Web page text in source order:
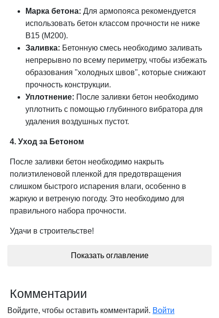
Марка бетона: Для армопояса рекомендуется
использовать бетон классом прочности не ниже
В15 (М200).
Заливка: Бетонную смесь необходимо заливать
непрерывно по всему периметру, чтобы избежать
образования "холодных швов", которые снижают
прочность конструкции.
Уплотнение: После заливки бетон необходимо
уплотнить с помощью глубинного вибратора для
удаления воздушных пустот.
4. Уход за Бетоном
После заливки бетон необходимо накрыть
полиэтиленовой пленкой для предотвращения
слишком быстрого испарения влаги, особенно в
жаркую и ветреную погоду. Это необходимо для
правильного набора прочности.
Удачи в строительстве!
Показать оглавление
Комментарии
Войдите, чтобы оставить комментарий. Войти